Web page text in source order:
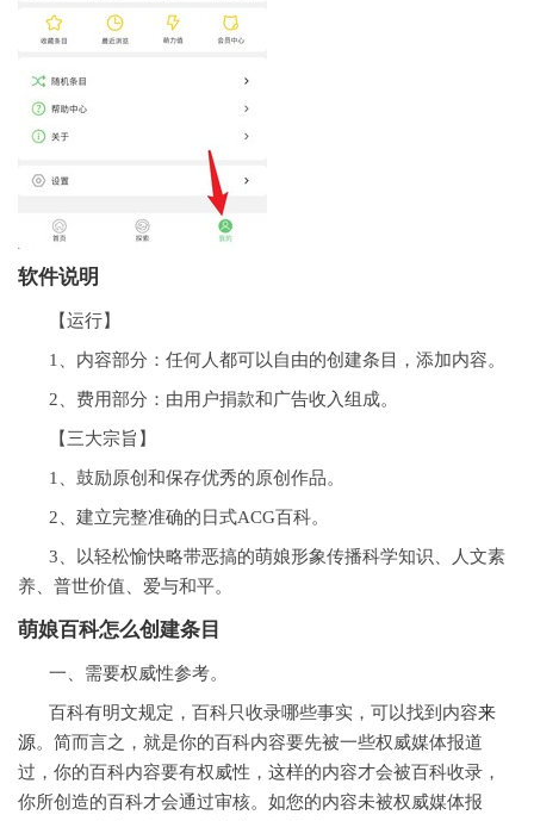
软件说明
【运行】
1、内容部分：任何人都可以自由的创建条目，添加内容。
2、费用部分：由用户捐款和广告收入组成。
【三大宗旨】
1、鼓励原创和保存优秀的原创作品。
2、建立完整准确的日式ACG百科。
3、以轻松愉快略带恶搞的萌娘形象传播科学知识、人文素
养、普世价值、爱与和平。
萌娘百科怎么创建条目
一、需要权威性参考。
百科有明文规定，百科只收录哪些事实，可以找到内容来
源。简而言之，就是你的百科内容要先被一些权威媒体报道
过，你的百科内容要有权威性，这样的内容才会被百科收录，
你所创造的百科才会通过审核。如您的内容未被权威媒体报